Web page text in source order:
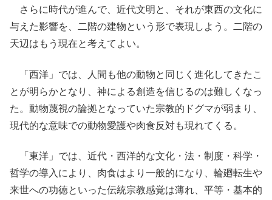
さらに時代が進んで、近代文明と、それが東西の文化に
与えた影響を、二階の建物という形で表現しよう。二階の
天辺はもう現在と考えてよい。
「西洋」では、人間も他の動物と同じく進化してきたこ
とが明らかとなり、神による創造を信じるのは難しくなっ
た。動物蔑視の論拠となっていた宗教的ドグマが弱まり、
現代的な意味での動物愛護や肉食反対も現れてくる。
「東洋」では、近代・西洋的な文化・法・制度・科学・
哲学の導入により、肉食はより一般的になり、輪廻転生や
来世への功徳といった伝統宗教感覚は薄れ、平等・基本的